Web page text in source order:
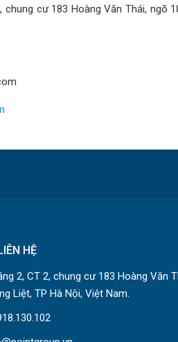
cư 183 Hoàng Văn Thái, ngõ
HỆ
2, CT 2, chung cư 183 Hoàng Văn
Liệt, TP Hà Nội, Việt Nam.